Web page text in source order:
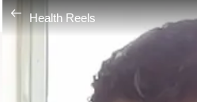
Health Reels